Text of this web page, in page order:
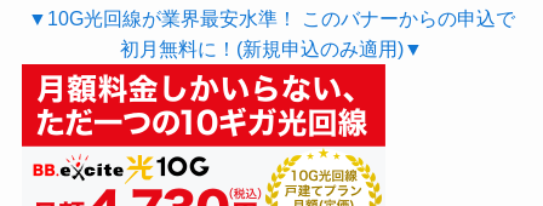
▼10G光回線が業界最安水準！ このバナーからの申込で
初月無料に！(新規申込のみ適用)▼